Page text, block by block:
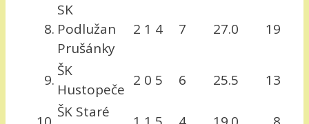
8.
SK
Podlužan
Prušánky
2 1 4 7 27.0 19
9.
ŠK
Hustopeče
2 0 5 6 25.5 13
ŠK Staré